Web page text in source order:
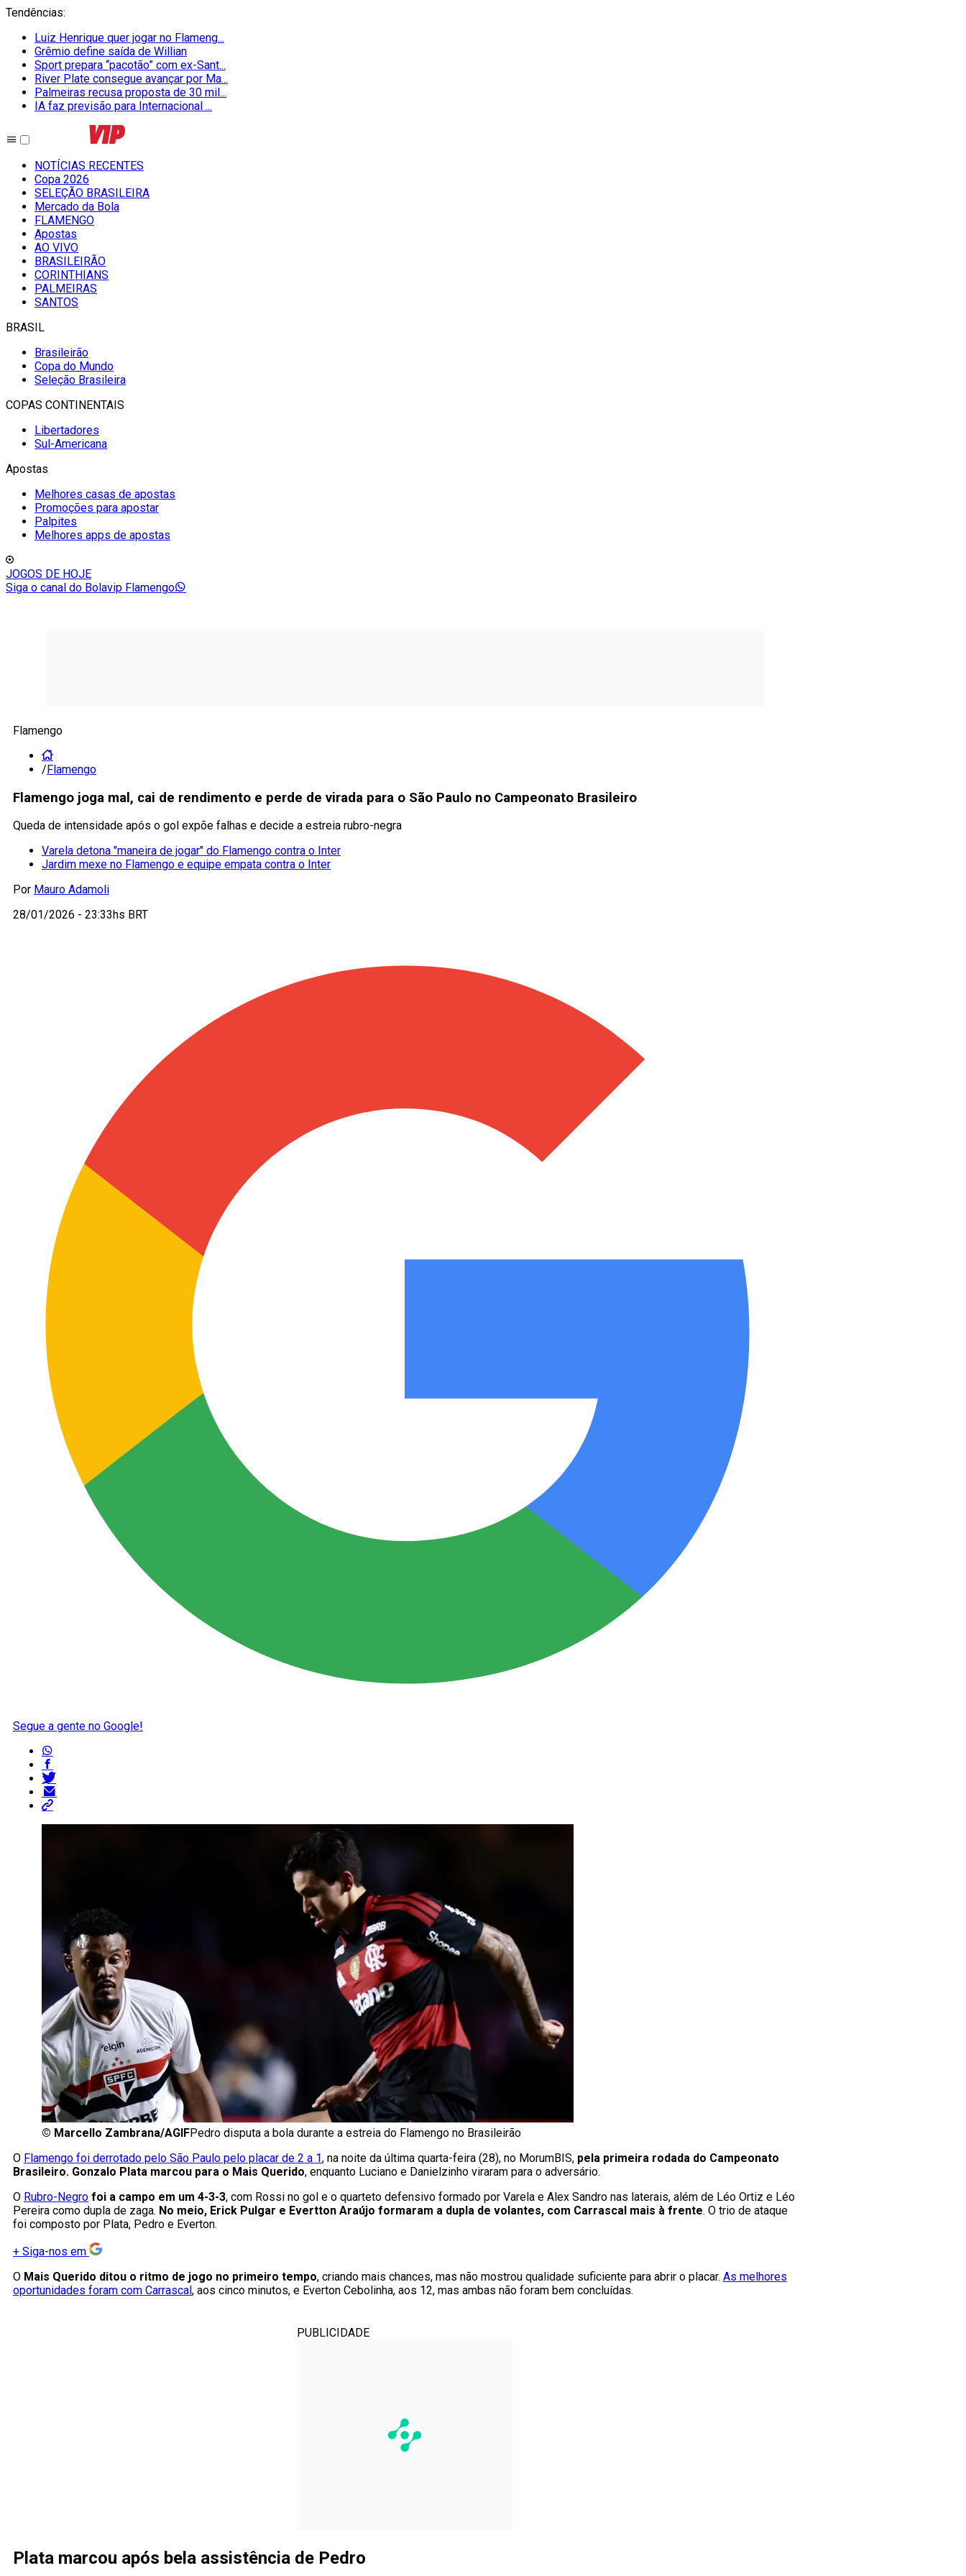
Tendências:
Luiz Henrique quer jogar no Flameng...
Grêmio define saída de Willian
Sport prepara “pacotão” com ex-Sant...
River Plate consegue avançar por Ma...
Palmeiras recusa proposta de 30 mil...
IA faz previsão para Internacional ...
NOTÍCIAS RECENTES
Copa 2026
SELEÇÃO BRASILEIRA
Mercado da Bola
FLAMENGO
Apostas
AO VIVO
BRASILEIRÃO
CORINTHIANS
PALMEIRAS
SANTOS
BRASIL
Brasileirão
Copa do Mundo
Seleção Brasileira
COPAS CONTINENTAIS
Libertadores
Sul-Americana
Apostas
Melhores casas de apostas
Promoções para apostar
Palpites
Melhores apps de apostas
JOGOS DE HOJE
Siga o canal do Bolavip Flamengo
Flamengo
/Flamengo
Flamengo joga mal, cai de rendimento e perde de virada para o São Paulo no Campeonato Brasileiro
Queda de intensidade após o gol expõe falhas e decide a estreia rubro-negra
Varela detona "maneira de jogar" do Flamengo contra o Inter
Jardim mexe no Flamengo e equipe empata contra o Inter
Por Mauro Adamoli
28/01/2026 - 23:33hs BRT
Segue a gente no Google!
© Marcello Zambrana/AGIFPedro disputa a bola durante a estreia do Flamengo no Brasileirão
O Flamengo foi derrotado pelo São Paulo pelo placar de 2 a 1, na noite da última quarta-feira (28), no MorumBIS, pela primeira rodada do Campeonato
Brasileiro. Gonzalo Plata marcou para o Mais Querido, enquanto Luciano e Danielzinho viraram para o adversário.
O Rubro-Negro foi a campo em um 4-3-3, com Rossi no gol e o quarteto defensivo formado por Varela e Alex Sandro nas laterais, além de Léo Ortiz e Léo
Pereira como dupla de zaga. No meio, Erick Pulgar e Evertton Araújo formaram a dupla de volantes, com Carrascal mais à frente. O trio de ataque
foi composto por Plata, Pedro e Everton.
+ Siga-nos em
O Mais Querido ditou o ritmo de jogo no primeiro tempo, criando mais chances, mas não mostrou qualidade suficiente para abrir o placar. As melhores
oportunidades foram com Carrascal , aos cinco minutos, e Everton Cebolinha, aos 12, mas ambas não foram bem concluídas.
PUBLICIDADE
Plata marcou após bela assistência de Pedro